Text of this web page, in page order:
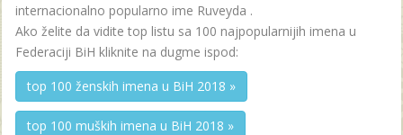
internacionalno popularno ime Ruveyda .
Ako želite da vidite top listu sa 100 najpopularnijih imena u
Federaciji BiH kliknite na dugme ispod:
top 100 ženskih imena u BiH 2018 »
top 100 muških imena u BiH 2018 »